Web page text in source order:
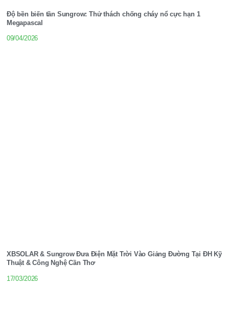
Độ bền biến tần Sungrow: Thử thách chống cháy nổ cực hạn 1
Megapascal
09/04/2026
XBSOLAR & Sungrow Đưa Điện Mặt Trời Vào Giảng Đường Tại ĐH Kỹ
Thuật & Công Nghệ Cần Thơ
17/03/2026